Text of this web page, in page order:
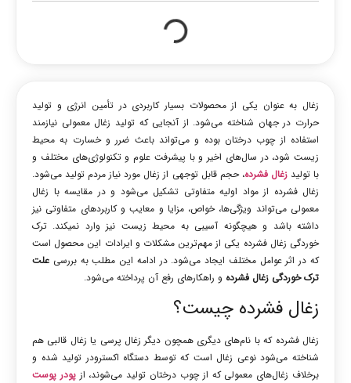
زغال به عنوان یکی از محصولات بسیار کاربردی در تأمین انرژی و تولید
حرارت در جهان شناخته می‌شود. از آنجایی که تولید زغال معمولی نیازمند
استفاده از چوب درختان بوده و می‌تواند باعث ضرر و خسارت به محیط
زیست شود، در سال‌های اخیر و با پیشرفت علوم و تکنولوژی‌های مختلف و
با تولیدزغال فشرده، حجم قابل توجهی از زغال مورد نیاز مردم تولید می‌شود.
زغال فشرده از مواد اولیه متفاوتی تشکیل می‌شود و در مقایسه با زغال
معمولی می‌تواند ویژگی‌ها، خواص، مزایا و معایب و کاربردهای متفاوتی نیز
داشته باشد و هیچگونه آسیبی به محیط زیست نیز وارد نمی‎کند. ترک
خوردگی زغال فشرده یکی از مهم‌ترین مشکلات و ایرادات این محصول است
که در اثر عوامل مختلف ایجاد می‌شود. در ادامه این مطلب به بررسی علت
ترک خوردگی زغال فشرده و راهکارهای رفع آن پرداخته می‌شود.
زغال فشرده چیست؟
زغال فشرده که با نام‌های دیگری همچون دیگر زغال پرسی یا زغال قالبی هم
شناخته می‌شود نوعی زغال است که توسط دستگاه اکسترودر تولید شده و
برخلاف زغال‌های معمولی که از چوب درختان تولید می‌شوند، ازپودر پوست